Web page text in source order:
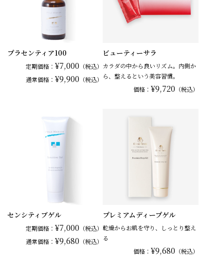
プラセンティア100
定期価格：¥7,000 （税込）
通常価格：¥9,900 （税込）
ビューティーサラ
カラダの中から良いリズム。内側か
ら、整えるという美容習慣。
価格： ¥9,720 （税込）
センシティブゲル
定期価格：¥7,000 （税込）
通常価格：¥9,680 （税込）
プレミアムディープゲル
乾燥からお肌を守り、しっとり整え
る
価格： ¥9,680 （税込）